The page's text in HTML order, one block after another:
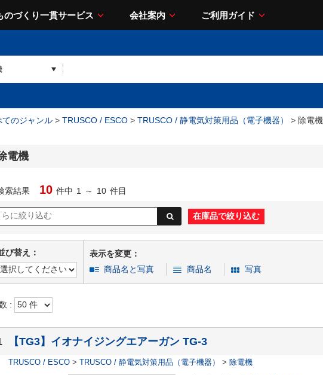
のづくり一貫サービス 会社案内 ご利用ガイド
てのジャンル > TRUSCO / ESCO > TRUSCO / 静電気対策用品（電子機器） > 除電機
電機
索結果 10 件中 1 ～ 10 件目
び替え：
表示を変更：
商品名と写真
商品名 写真
:
【TG3】イオナイジングエアーガン TG-3
TRUSCO / ESCO > TRUSCO / 静電気対策用品（電子機器） > 除電機